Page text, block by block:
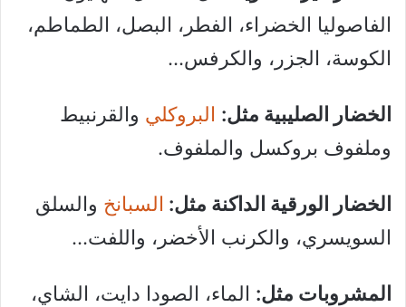
الفاصوليا الخضراء، الفطر، البصل، الطماطم،
الكوسة، الجزر، والكرفس…
الخضار الصليبية مثل: البروكلي والقرنبيط
وملفوف بروكسل والملفوف.
الخضار الورقية الداكنة مثل: السبانخ والسلق
السويسري، والكرنب الأخضر، واللفت…
المشروبات مثل: الماء، الصودا دايت، الشاي،